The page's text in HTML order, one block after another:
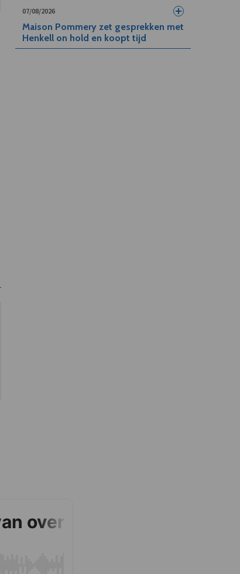
07/08/2026
Maison Pommery zet gesprekken met
Henkell on hold en koopt tijd